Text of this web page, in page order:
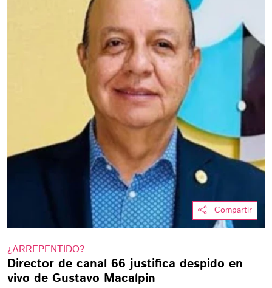
Compartir
¿ARREPENTIDO?
Director de canal 66 justifica despido en
vivo de Gustavo Macalpin